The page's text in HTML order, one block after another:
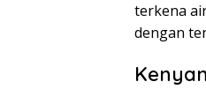
terkena
dengan